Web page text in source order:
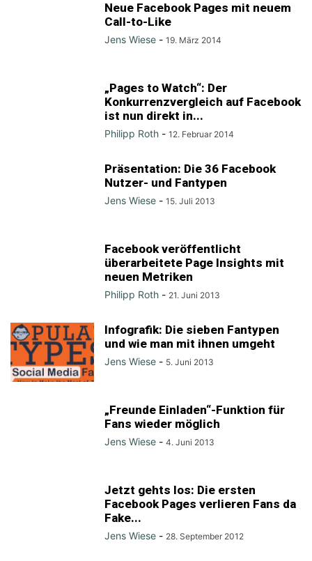
Neue Facebook Pages mit neuem
Call-to-Like
Jens Wiese - 19. März 2014
„Pages to Watch“: Der
Konkurrenzvergleich auf Facebook
ist nun direkt in...
Philipp Roth - 12. Februar 2014
Präsentation: Die 36 Facebook
Nutzer- und Fantypen
Jens Wiese - 15. Juli 2013
Facebook veröffentlicht
überarbeitete Page Insights mit
neuen Metriken
Philipp Roth - 21. Juni 2013
Infografik: Die sieben Fantypen
und wie man mit ihnen umgeht
Jens Wiese - 5. Juni 2013
„Freunde Einladen“-Funktion für
Fans wieder möglich
Jens Wiese - 4. Juni 2013
Jetzt gehts los: Die ersten
Facebook Pages verlieren Fans da
Fake...
Jens Wiese - 28. September 2012